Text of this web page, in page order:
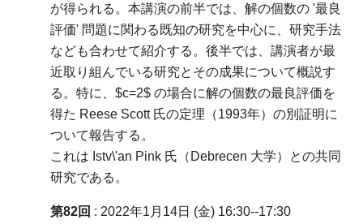
が得られる。本講演の前半では、解の個数の '最良
評価' 問題に関わる既知の研究を中心に、研究手法
なども合わせて紹介する。後半では、講演者が最
近取り組んでいる研究とその成果について概説す
る。特に、$c=2$ の場合に解の個数の最良評価を
得た Reese Scott 氏の定理（1993年）の別証明に
ついて報告する。
これは Istv\'an Pink 氏（Debrecen 大学）との共同
研究である。
第82回 : 2022年1月14日 (金) 16:30--17:30